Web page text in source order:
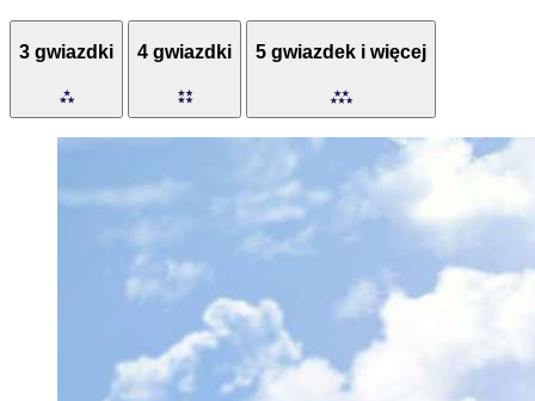
3 gwiazdki 4 gwiazdki 5 gwiazdek i więcej